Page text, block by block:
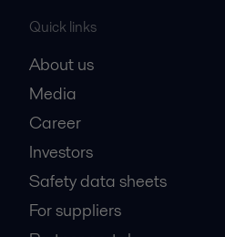
Quick links
About us
Media
Career
Investors
Safety data sheets
For suppliers